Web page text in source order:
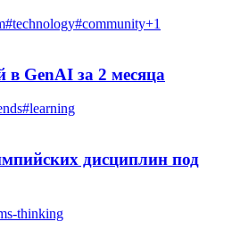
#technology#community+1
в GenAI за 2 месяца
#learning
дисциплин под
thinking